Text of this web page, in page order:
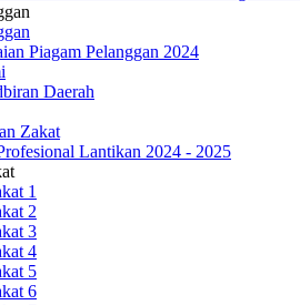
Piagam Pelanggan 2024
Daerah
Zakat
Lantikan 2024 - 2025
1
2
3
4
5
6